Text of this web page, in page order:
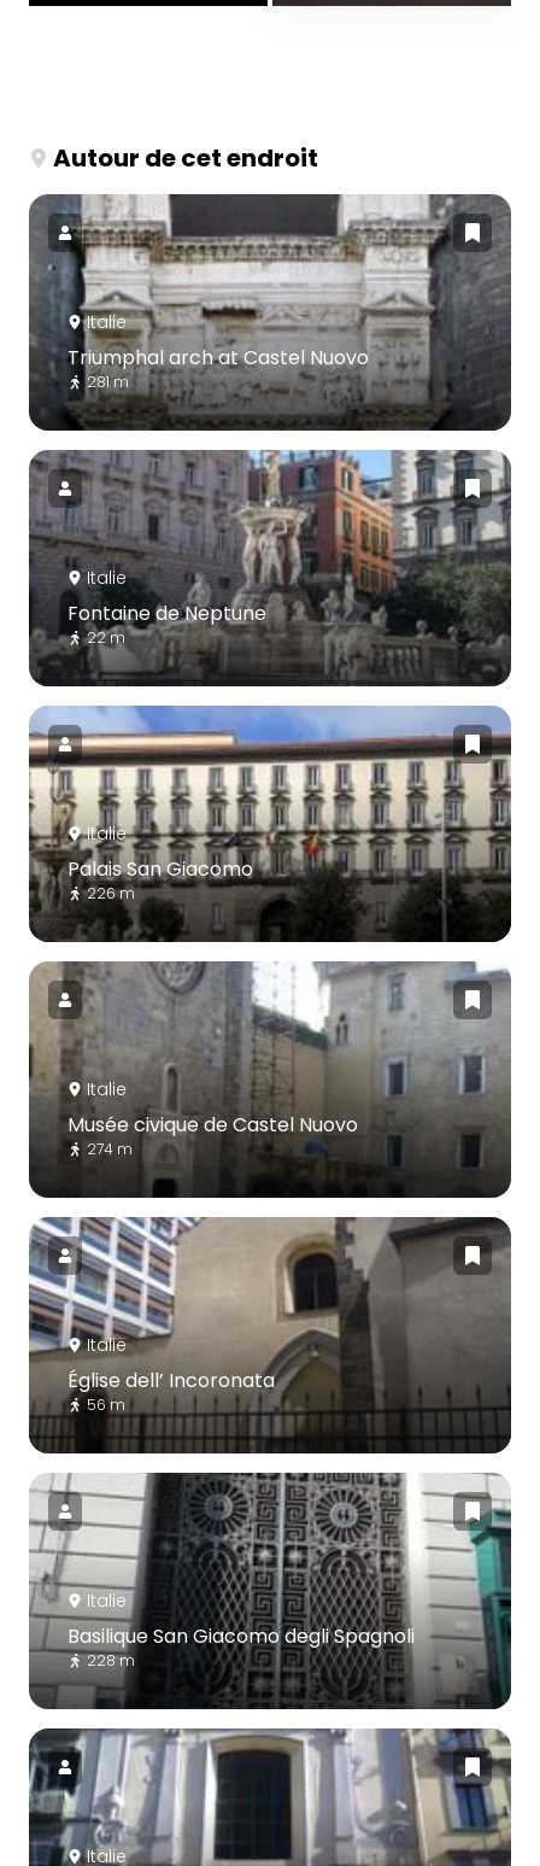
Autour de cet endroit
Italie
Triumphal arch at Castel Nuovo
281 m
Italie
Fontaine de Neptune
22 m
Italie
Palais San Giacomo
226 m
Italie
Musée civique de Castel Nuovo
274 m
Italie
Église dell’ Incoronata
56 m
Italie
Basilique San Giacomo degli Spagnoli
228 m
Italie